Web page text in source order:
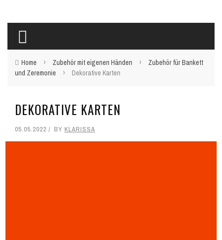
Home › Zubehör mit eigenen Händen ›
Zubehör für Bankett
und Zeremonie
› Dekorative Karten
DEKORATIVE KARTEN
05.05.2022 BY KLARISSA